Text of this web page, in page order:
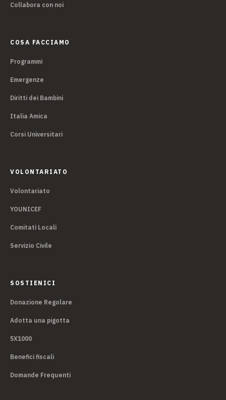
Collabora con noi
COSA FACCIAMO
Programmi
Emergenze
Diritti dei Bambini
Italia Amica
Corsi Universitari
VOLONTARIATO
Volontariato
YOUNICEF
Comitati Locali
Servizio Civile
SOSTIENICI
Donazione Regolare
Adotta una pigotta
5X1000
Benefici fiscali
Domande Frequenti